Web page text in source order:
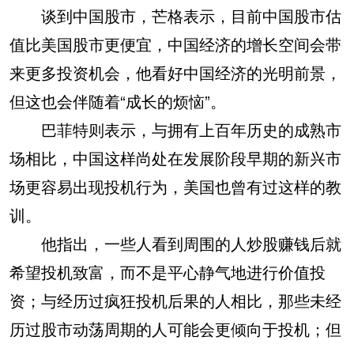
谈到中国股市，芒格表示，目前中国股市估
值比美国股市更便宜，中国经济的增长空间会带
来更多投资机会，他看好中国经济的光明前景，
但这也会伴随着“成长的烦恼”。
巴菲特则表示，与拥有上百年历史的成熟市
场相比，中国这样尚处在发展阶段早期的新兴市
场更容易出现投机行为，美国也曾有过这样的教
训。
他指出，一些人看到周围的人炒股赚钱后就
希望投机致富，而不是平心静气地进行价值投
资；与经历过疯狂投机后果的人相比，那些未经
历过股市动荡周期的人可能会更倾向于投机；但